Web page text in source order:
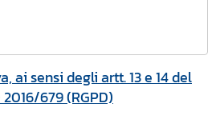
ai sensi degli artt. 13 e 14 del
679 (RGPD)